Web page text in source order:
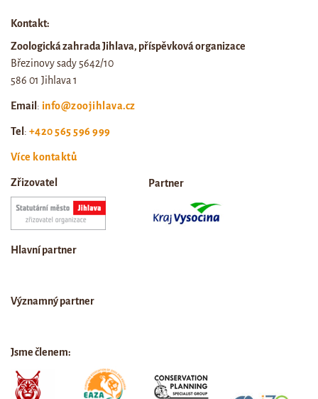
Kontakt:
Zoologická zahrada Jihlava, příspěvková organizace
Březinovy sady 5642/10
586 01 Jihlava 1
Email: info@zoojihlava.cz
Tel: +420 565 596 999
Více kontaktů
Zřizovatel Partner
Hlavní partner
Významný partner
Jsme členem: